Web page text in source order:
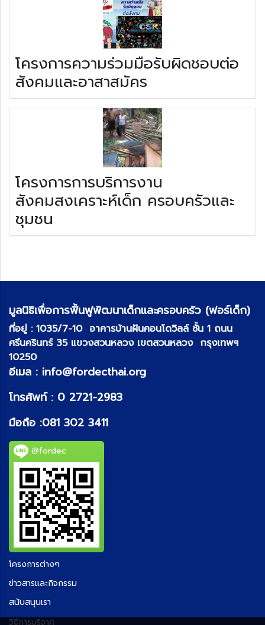
โครงการความร่วมมือรับผิดชอบต่อ
สังคมและอาสาสมัคร
โครงการการบริการงาน
สังคมสงเคราะห์เด็ก ครอบครัวและ
ชุมชน
มูลนิธิเพื่อการฟื้นฟูพัฒนาเด็กและครอบครัว (ฟอร์เด็ก)
ที่อยู่ : 1035/7-10 อาคารบ้านฝันคอนโดวิลล์ ชั้น 1 ถนน
ศรีนครินทร์ 35 แขวงสวนหลวง เขตสวนหลวง กรุงเทพฯ
10250
อีเมล : info@fordecthai.org
โทรศัพท์ : 0 2721-2983
มือถือ :081 302 3411
@fordec
โครงการต่างๆ
ข่าวสารและกิจกรรม
สนับสนุนเรา
วิธีการบริจาค